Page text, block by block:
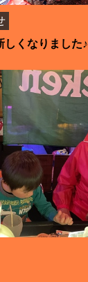
しくなりました♪